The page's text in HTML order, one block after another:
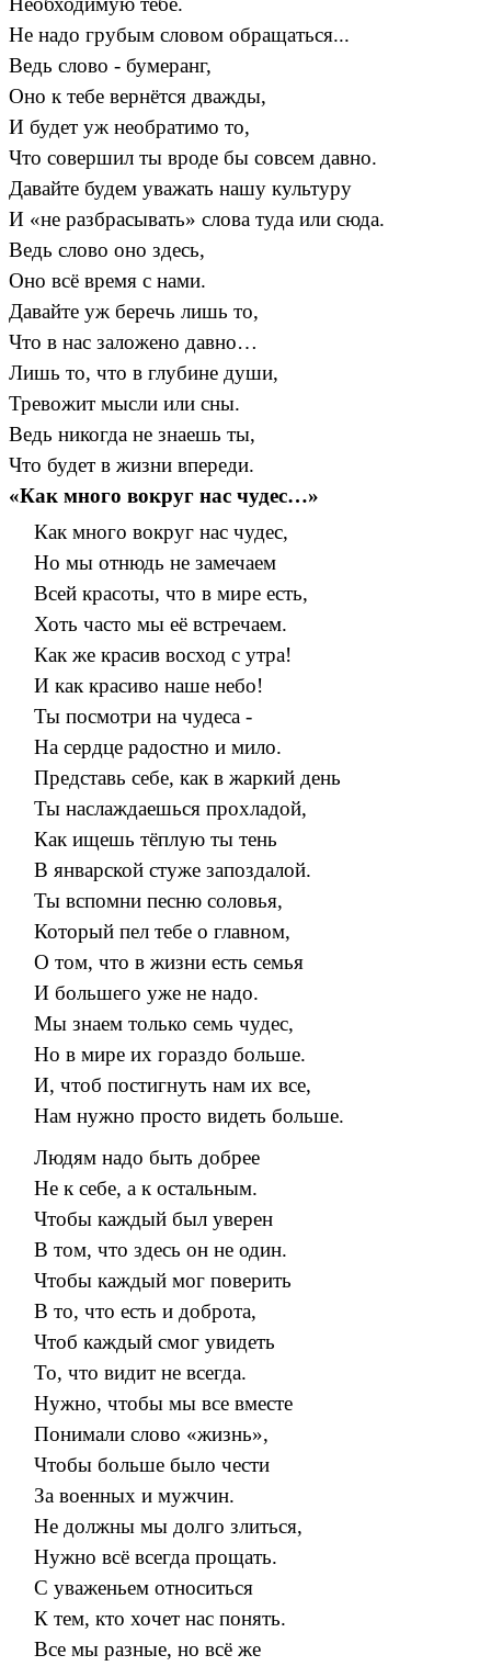
Не надо грубым словом обращаться...
Ведь слово - бумеранг,
Оно к тебе вернётся дважды,
И будет уж необратимо то,
Что совершил ты вроде бы совсем давно.
Давайте будем уважать нашу культуру
И «не разбрасывать» слова туда или сюда.
Ведь слово оно здесь,
Оно всё время с нами.
Давайте уж беречь лишь то,
Что в нас заложено давно…
Лишь то, что в глубине души,
Тревожит мысли или сны.
Ведь никогда не знаешь ты,
Что будет в жизни впереди.
«Как много вокруг нас чудес…»
Как много вокруг нас чудес,
Но мы отнюдь не замечаем
Всей красоты, что в мире есть,
Хоть часто мы её встречаем.
Как же красив восход с утра!
И как красиво наше небо!
Ты посмотри на чудеса -
На сердце радостно и мило.
Представь себе, как в жаркий день
Ты наслаждаешься прохладой,
Как ищешь тёплую ты тень
В январской стуже запоздалой.
Ты вспомни песню соловья,
Который пел тебе о главном,
О том, что в жизни есть семья
И большего уже не надо.
Мы знаем только семь чудес,
Но в мире их гораздо больше.
И, чтоб постигнуть нам их все,
Нам нужно просто видеть больше.
Людям надо быть добрее
Не к себе, а к остальным.
Чтобы каждый был уверен
В том, что здесь он не один.
Чтобы каждый мог поверить
В то, что есть и доброта,
Чтоб каждый смог увидеть
То, что видит не всегда.
Нужно, чтобы мы все вместе
Понимали слово «жизнь»,
Чтобы больше было чести
За военных и мужчин.
Не должны мы долго злиться,
Нужно всё всегда прощать.
С уваженьем относиться
К тем, кто хочет нас понять.
Все мы разные, но всё же